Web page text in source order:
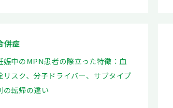
併症
娠中のMPN患者の際立った特徴：血
リスク、分子ドライバー、サブタイプ
の転帰の違い